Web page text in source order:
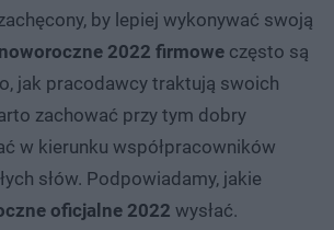
by lepiej wykonywać swoją
2022 firmowe często są
jak pracodawcy traktują swoich
zachować przy tym dobry
w kierunku współpracowników
słów. Podpowiadamy, jakie
oficjalne 2022 wysłać.